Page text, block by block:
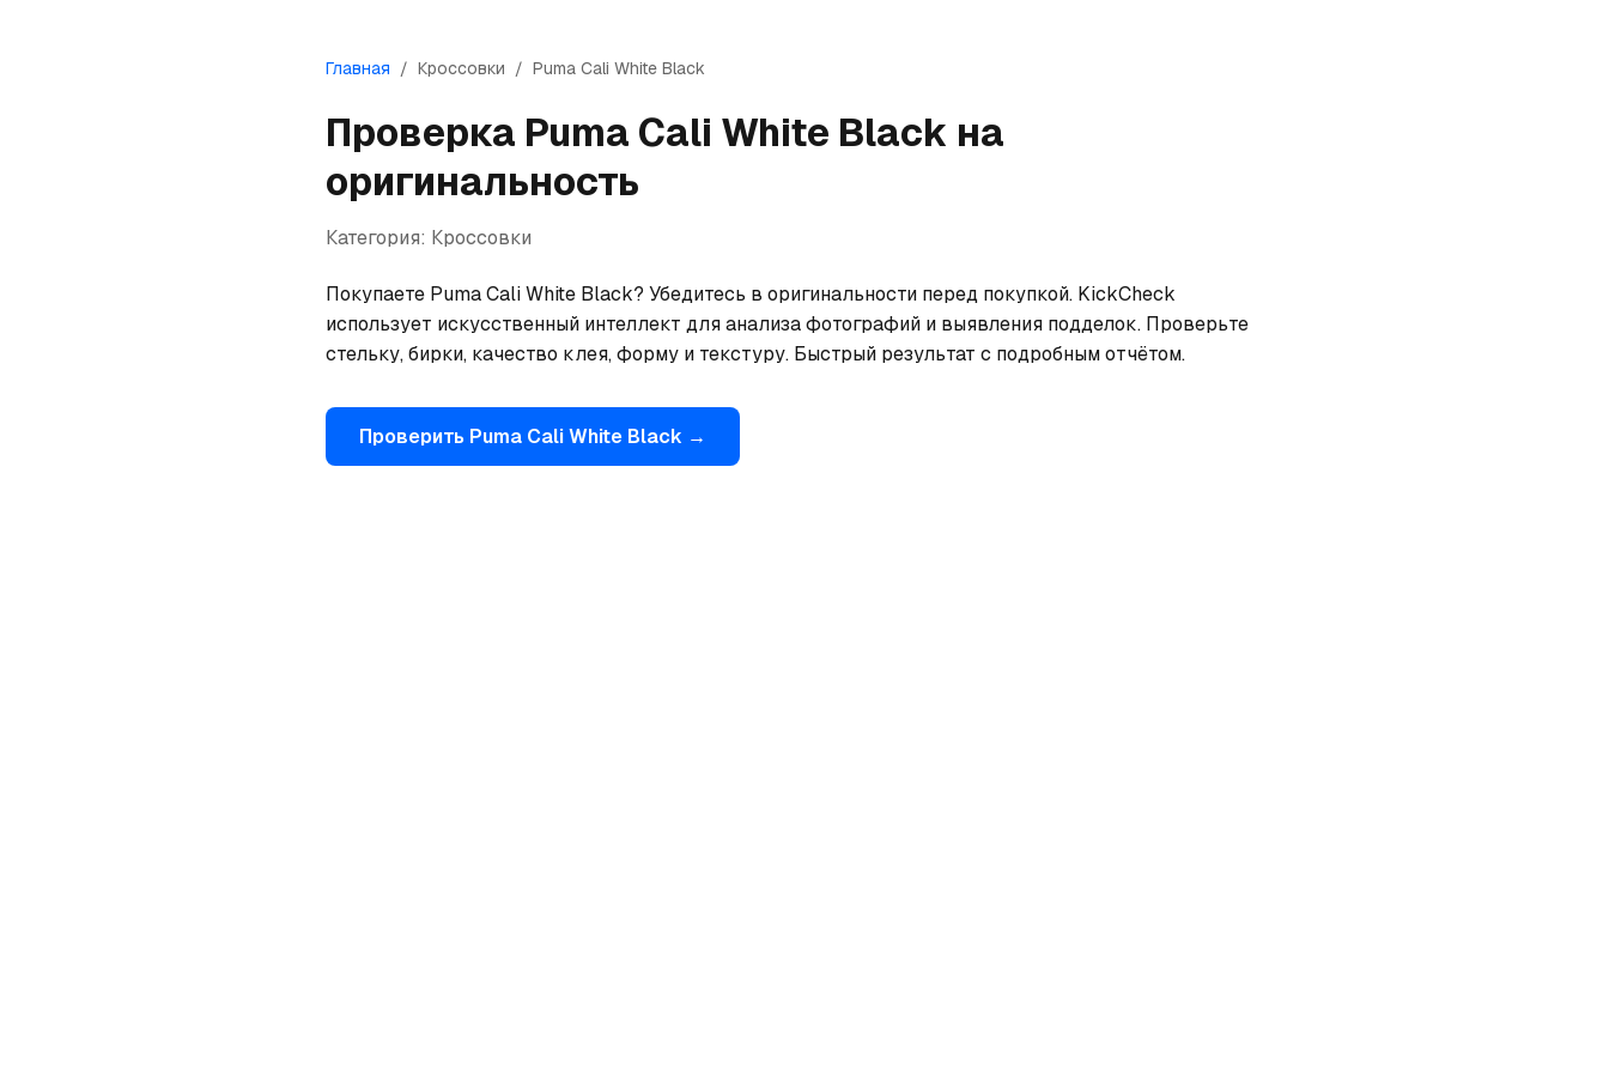
Главная / Кроссовки / Puma Cali White Black
Проверка Puma Cali White Black на
оригинальность
Категория: Кроссовки
Покупаете Puma Cali White Black? Убедитесь в оригинальности перед покупкой. KickCheck
использует искусственный интеллект для анализа фотографий и выявления подделок. Проверьте
стельку, бирки, качество клея, форму и текстуру. Быстрый результат с подробным отчётом.
Проверить Puma Cali White Black →